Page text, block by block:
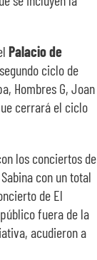
Palacio de
ciclo de
Hombres G, Joan
cerrará el ciclo
los conciertos de
con un total
de El
fuera de la
acudieron a